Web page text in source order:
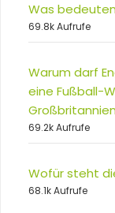
Was
69.8k Aufrufe
Warum darf
eine Fußball-
69.2k Aufrufe
Wofür steht
68.1k Aufrufe